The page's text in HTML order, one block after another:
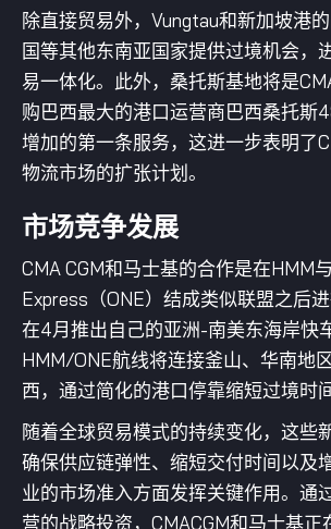
除直接贸易外，Vungtau和新加坡港
国等其他东南亚国家提供过境机会，
易一体化。此外，桑托斯基地将是
购巴西最大的港口运营商巴西桑托斯
增加的第一条服务，这进一步表明了
物流市场的扩张计划。
市场竞争发展
CMA CGM和马士基的合作是在HMM
Express（ONE）结成类似联盟之后
在4月推出自己的亚洲-南美东海岸快
HMM/ONE航线将连接釜山、华南地
西，通过简化的港口停靠缩短过境时间
随着全球贸易模式的持续变化，这些
确保供应链弹性、缩短交付时间以及
业的市场准入方面发挥关键作用。通
营的战略投资，CMACGM和马士基正